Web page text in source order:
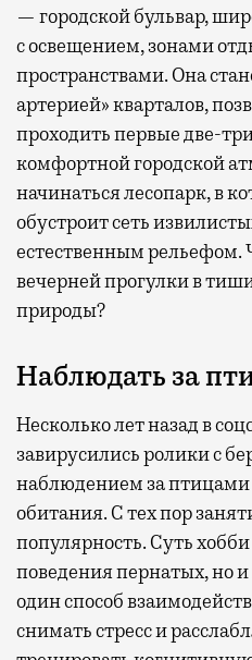
— городской бульвар,
с освещением, зонами
пространствами. Она
артерией» кварталов,
проходить первые две-
комфортной городской
начинаться лесопарк, в
обустроит сеть
естественным
вечерней прогулки в
природы?
Наблюдать за
Несколько лет назад в
завирусились ролики с
наблюдением за птицами
обитания. С тех пор
популярность. Суть
поведения пернатых, но
один способ
снимать стресс и